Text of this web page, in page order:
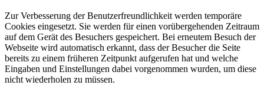
Zur Verbesserung der Benutzerfreundlichkeit werden temporäre
Cookies eingesetzt. Sie werden für einen vorübergehenden Zeitraum
auf dem Gerät des Besuchers gespeichert. Bei erneutem Besuch der
Webseite wird automatisch erkannt, dass der Besucher die Seite
bereits zu einem früheren Zeitpunkt aufgerufen hat und welche
Eingaben und Einstellungen dabei vorgenommen wurden, um diese
nicht wiederholen zu müssen.